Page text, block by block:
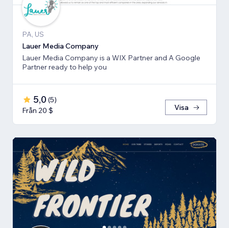
PA, US
Lauer Media Company
Lauer Media Company is a WIX Partner and A Google
Partner ready to help you
5,0 (5)
Från 20 $
Visa